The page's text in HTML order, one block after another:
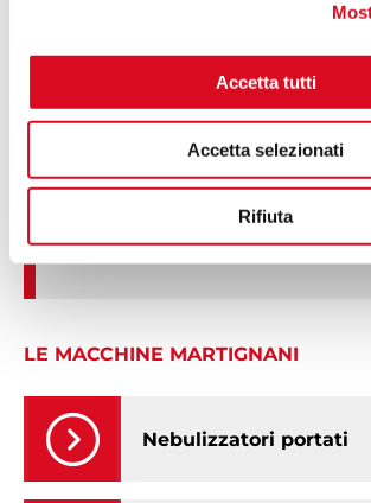
Accetta tutti
Accetta selezionati
Rifiuta
atomizzatore?
LE MACCHINE MARTIGNANI
Nebulizzatori portati